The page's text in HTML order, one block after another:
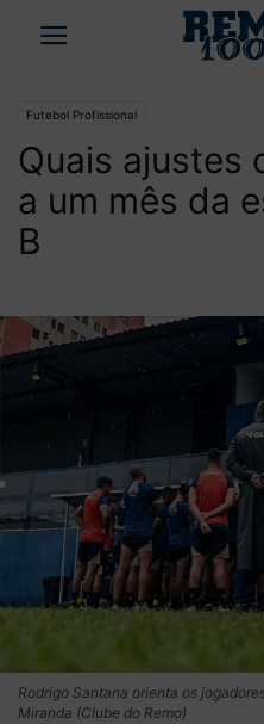
Futebol Profissional
Quais ajustes
a um mês da
B
Rodrigo Santana orienta os
Miranda (Clube do Remo)